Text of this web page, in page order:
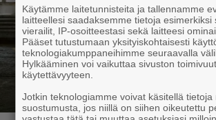
Käytämme laitetunnisteita ja tallennamme
laitteellesi saadaksemme tietoja esimerkiksi
vierailit, IP-osoitteestasi sekä laitteesi
Pääset tutustumaan yksityiskohtaisesti
teknologiakumppaneihimme seuraavalla
Hylkääminen voi vaikuttaa sivuston
käytettävyyteen.
Jotkin teknologiamme voivat käsitellä tietoja
suostumusta, jos niillä on siihen oikeutettu